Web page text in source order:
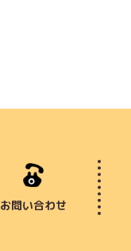
お問い合わせ